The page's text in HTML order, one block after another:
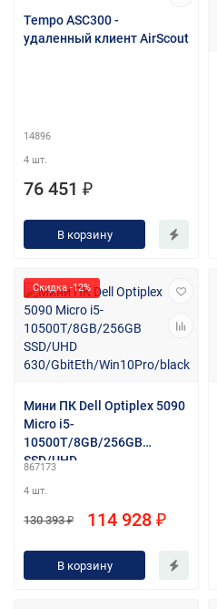
Tempo ASC300 -
удаленный клиент AirScout
14896
4 шт.
76 451 ₽
В корзину
Скидка -12%
Мини ПК Dell Optiplex 5090
Micro i5-
10500T/8GB/256GB
SSD/UHD
k
867173
4 шт.
130 393 ₽ 114 928 ₽
В корзину